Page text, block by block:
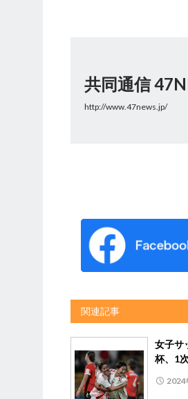
共同通信
http://www.47news.jp/
関連記事
女子サ
杯、1
2024